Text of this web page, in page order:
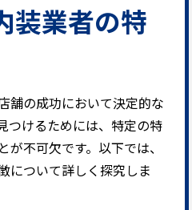
装業者の特
舗の成功において決定的な
つけるためには、特定の特
不可欠です。以下では、
について詳しく探究しま